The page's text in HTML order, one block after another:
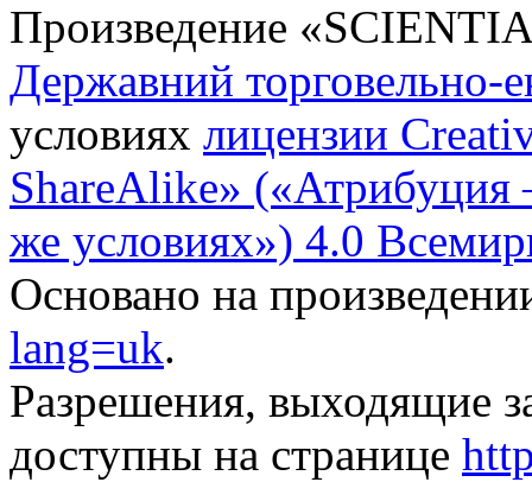
Произведение «
Державний торговельно-
условиях лицензии
ShareAlike»
же условиях») 4.0
Основано на
lang=uk.
Разрешения, выходящие
доступны на странице